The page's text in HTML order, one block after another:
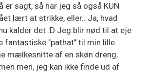
er sagt, så har jeg så også KUN
lært at strikke, eller.. Ja, hvad
kalder det :D Jeg blir nød til at eje
fantastiske "pathat" til min lille
mælkesnitte af en skøn dreng,
men, jeg kan ikke finde ud af